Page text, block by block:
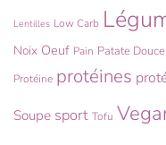
Lentilles Low Carb
Noix Oeuf Pain Patate Douce
Protéine protéines
Soupe sport Tofu